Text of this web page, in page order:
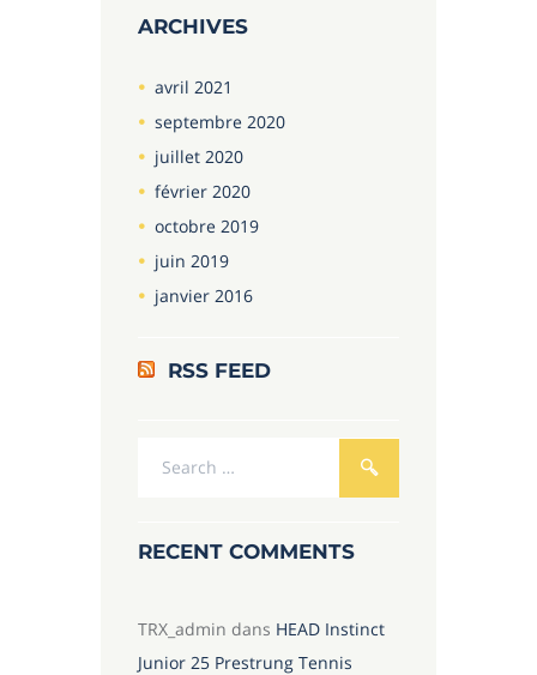
ARCHIVES
avril 2021
septembre 2020
juillet 2020
février 2020
octobre 2019
juin 2019
janvier 2016
RSS FEED
RECENT COMMENTS
TRX_admin dans HEAD Instinct
Junior 25 Prestrung Tennis